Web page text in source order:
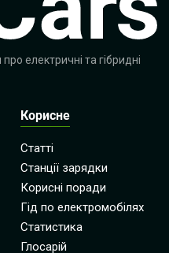
електричні та гібридні
Корисне
Статті
Станції зарядки
Корисні поради
Гід по електромобілях
Статистика
Глосарій